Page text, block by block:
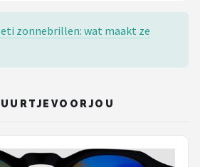
zonnebrillen: wat maakt ze